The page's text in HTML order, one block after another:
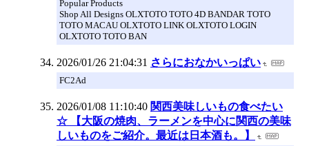
Popular Products
Shop All Designs OLXTOTO TOTO 4D BANDAR TOTO
TOTO MACAU OLXTOTO LINK OLXTOTO LOGIN
OLXTOTO TOTO BAN
2026/01/26 21:04:31 さらにおなかいっぱい
FC2Ad
2026/01/08 11:10:40 関西美味しいもの食べたい
☆ 【大阪の焼肉、ラーメンを中心に関西の美味
しいものをご紹介。最近は日本酒も。】